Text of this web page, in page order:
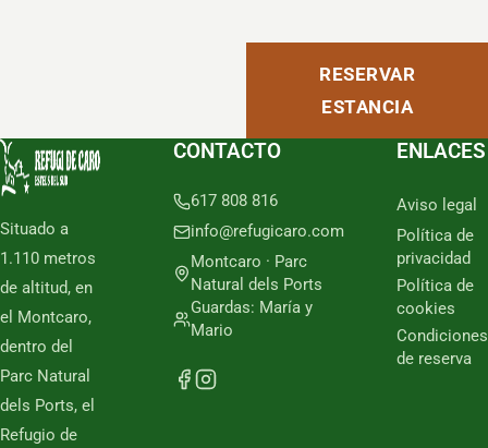
RESERVAR
ESTANCIA
Situado a
1.110 metros
de altitud, en
el Montcaro,
dentro del
Parc Natural
dels Ports, el
Refugio de
CONTACTO
617 808 816
info@refugicaro.com
Montcaro · Parc
Natural dels Ports
Guardas: María y
Mario
ENLACES
Aviso legal
Política de
privacidad
Política de
cookies
Condiciones
de reserva